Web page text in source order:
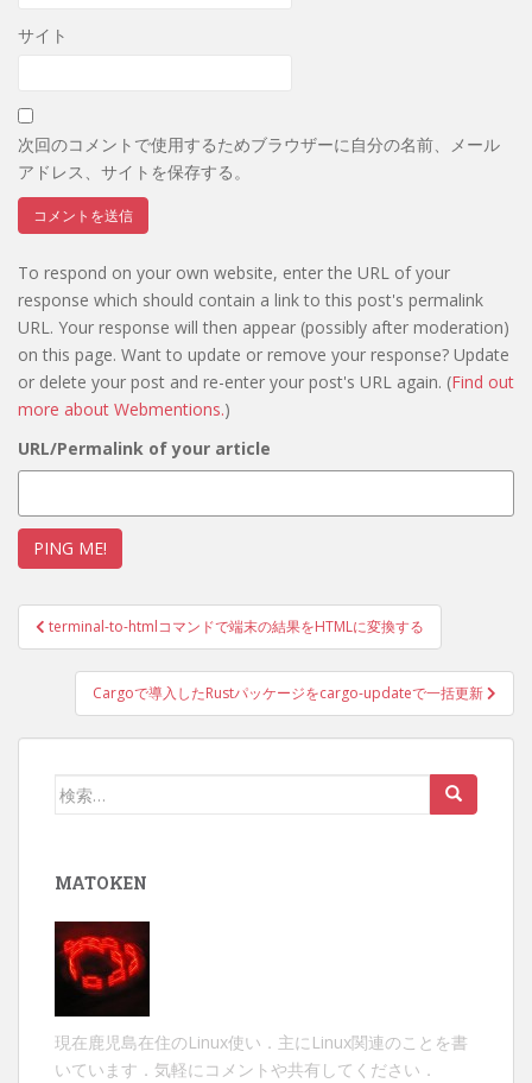
サイト
次回のコメントで使用するためブラウザーに自分の名前、メール
アドレス、サイトを保存する。
To respond on your own website, enter the URL of your
response which should contain a link to this post's permalink
URL. Your response will then appear (possibly after moderation)
on this page. Want to update or remove your response? Update
or delete your post and re-enter your post's URL again. (Find out
more about Webmentions.)
URL/Permalink of your article
投
稿
ゲ
terminal-to-htmlコマンドで端末の結果をHTMLに変換する
Cargoで導入したRustパッケージをcargo-updateで一括更新
検
MATOKEN
現在鹿児島在住のLinux使い．主にLinux関連のことを書
いています．気軽にコメントや共有してください．